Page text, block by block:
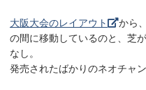
大阪大会のレイアウト
から
の間に移動しているのと、芝
なし。
発売されたばかりのネオチャ